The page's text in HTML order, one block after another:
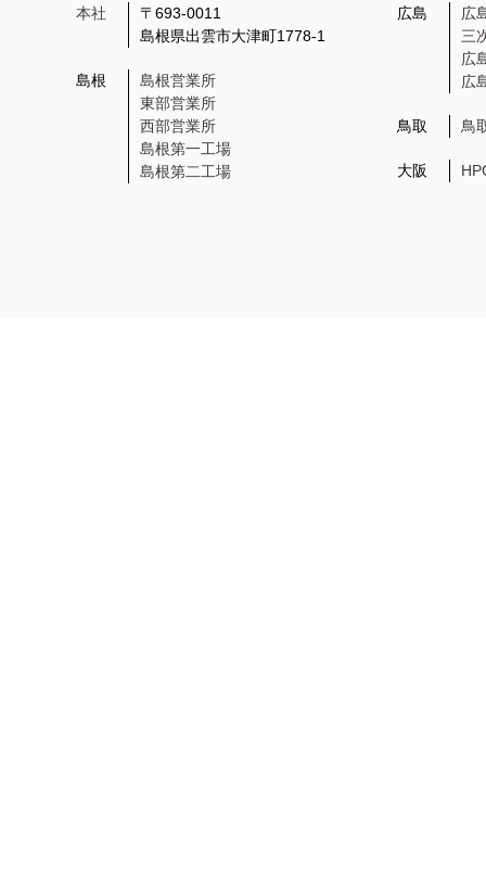
本社
〒693-0011
島根県出雲市大津町1778-1
島根
島根営業所
東部営業所
西部営業所
島根第一工場
島根第二工場
広島
広
三
広
広
鳥取 鳥
大阪